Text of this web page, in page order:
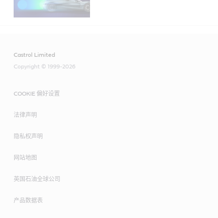
Castrol Limited
Copyright © 1999-2026
COOKIE 偏好设置
法律声明
隐私权声明
网站地图
英国石油全球公司
产品数据表